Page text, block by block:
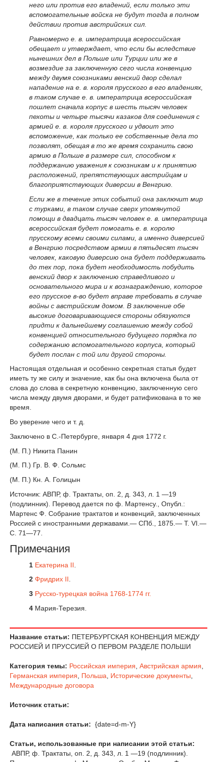
него или против его владений, если только эти
вспомогательные войска не будут тогда в полном
действии против австрийских сил.
Равномерно е. в. императрица всероссийская
обещает и утверждает, что если бы вследствие
нынешних дел в Польше или Турции или же в
возмездие за заключенную сего числа конвенцию
между двумя союзниками венский двор сделал
нападение на е. в. короля прусского в его владениях,
в таком случае е. в. императрица всероссийская
пошлет сначала корпус в шесть тысяч человек
пехоты и четыре тысячи казаков для соединения с
армией е. в. короля прусского и удвоит это
вспоможение, как только ее собственные дела то
позволят, обещая в то же время сохранить свою
армию в Польше в размере сил, способном к
поддержанию уважения к союзникам и к принятию
расположений, препятствующих австрийцам и
благоприятствующих диверсии в Венгрию.
Если же в течение этих событий она заключит мир
с турками, в таком случае сверх упомянутой
помощи в двадцать тысяч человек е. в. императрица
всероссийская будет помогать е. в. королю
прусскому всеми своими силами, а именно диверсией
в Венгрию посредством армии в пятьдесят тысяч
человек, каковую диверсию она будет поддерживать
до тех пор, пока будет необходимость побудить
венский двор к заключению справедливого и
основательного мира и к вознаграждению, которое
его прусское в-во будет вправе требовать в случае
войны с австрийским домом. В заключение обе
высокие договаривающиеся стороны обязуются
придти к дальнейшему соглашению между собой
конвенцией относительного будущего порядка по
содержанию вспомогательного корпуса, который
будет послан с той или другой стороны.
Настоящая отдельная и особенно секретная статья будет
иметь ту же силу и значение, как бы она включена была от
слова до слова в секретную конвенцию, заключенную сего
числа между двумя дворами, и будет ратификована в то же
время.
Во уверение чего и т. д.
Заключено в С.-Петербурге, января 4 дня 1772 г.
(М. П.) Никита Панин
(М. П.) Гр. В. Ф. Сольмс
(М. П.) Кн. А. Голицын
Источник: АВПР, ф. Трактаты, оп. 2, д. 343, л. 1 —19
(подлинник). Перевод дается по ф. Мартенсу., Опубл.:
Мартенс Ф. Собрание трактатов и конвенций, заключенных
Россией с иностранными державами.— СПб., 1875.— T. VI.—
С. 71—77.
Примечания
1 Екатерина II
2 Фридрих II.
3 Русско-турецкая война 1768-1774 гг.
4 Мария-Терезия.
Название статьи: ПЕТЕРБУРГСКАЯ КОНВЕНЦИЯ МЕЖДУ
РОССИЕЙ И ПРУССИЕЙ О ПЕРВОМ РАЗДЕЛЕ ПОЛЬШИ
Категория темы: Российская империя Австрийская армия
Германская империя
Польша Исторические документы
Международные договора
Источник статьи:
Дата написания статьи: {date=d-m-Y}
Статьи, использованные при написании этой статьи:
АВПР, ф. Трактаты, оп. 2, д. 343, л. 1 —19 (подлинник).